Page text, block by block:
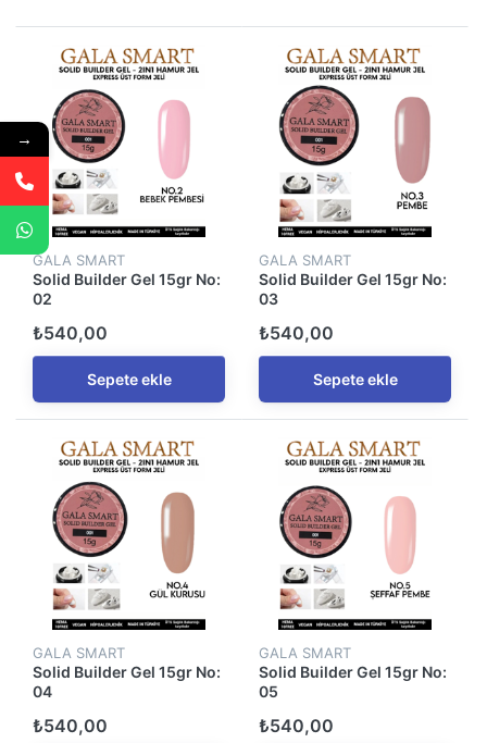
GALA SMART
Solid Builder Gel 15gr No:
02
₺540,00
Sepete ekle
GALA SMART
Solid Builder Gel 15gr No:
03
₺540,00
Sepete ekle
GALA SMART
Solid Builder Gel 15gr No:
04
₺540,00
GALA SMART
Solid Builder Gel 15gr No:
05
₺540,00
→